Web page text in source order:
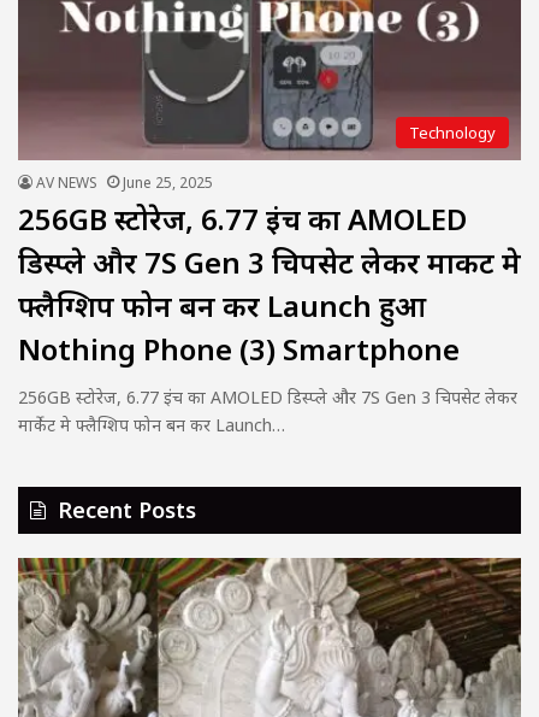
Technology
AV NEWS June 25, 2025
256GB स्टोरेज, 6.77 इंच का AMOLED
डिस्प्ले और 7S Gen 3 चिपसेट लेकर मार्केट मे
फ्लैग्शिप फोन बन कर Launch हुआ
Nothing Phone (3) Smartphone
256GB स्टोरेज, 6.77 इंच का AMOLED डिस्प्ले और 7S Gen 3 चिपसेट लेकर
मार्केट मे फ्लैग्शिप फोन बन कर Launch…
Recent Posts